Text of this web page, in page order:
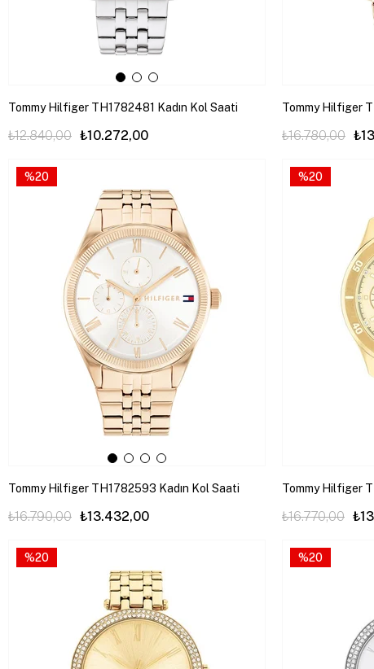
Tommy Hilfiger TH1782481 Kadın Kol Saati
₺10.272,00
₺12.840,00
Tommy Hilfiger
₺16.780,00
Tommy Hilfiger TH1782593 Kadın Kol Saati
₺13.432,00
₺16.790,00
%20
Tommy Hilfiger
₺16.770,00
%20
%20 %20